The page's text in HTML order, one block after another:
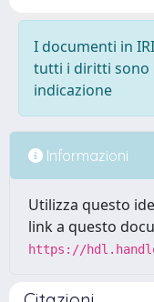
I documenti in
tutti i diritti sono
indicazione
Informazioni
Utilizza questo
link a questo
https://